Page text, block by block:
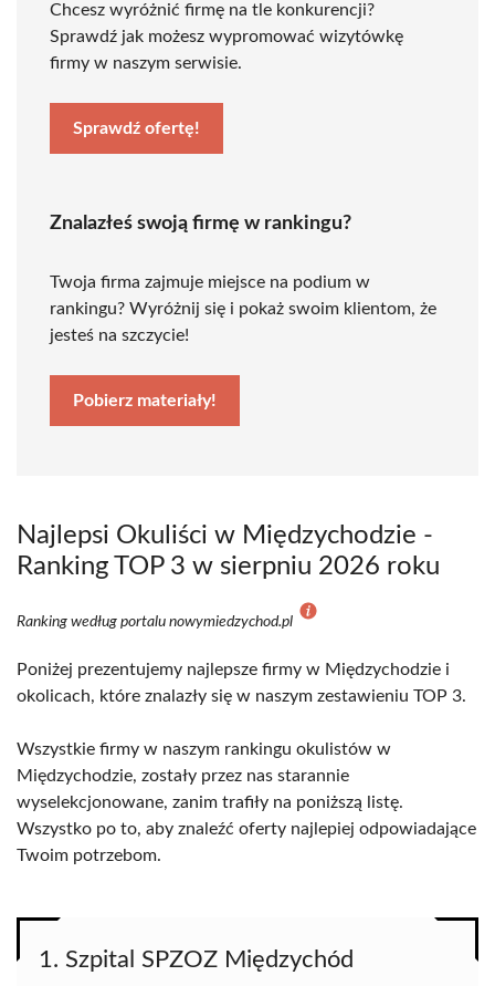
Chcesz wyróżnić firmę na tle konkurencji?
Sprawdź jak możesz wypromować wizytówkę
firmy w naszym serwisie.
Sprawdź ofertę!
Znalazłeś swoją firmę w rankingu?
Twoja firma zajmuje miejsce na podium w
rankingu? Wyróżnij się i pokaż swoim klientom, że
jesteś na szczycie!
Pobierz materiały!
Najlepsi Okuliści w Międzychodzie -
Ranking TOP 3 w sierpniu 2026 roku
Ranking według portalu nowymiedzychod.pl
Poniżej prezentujemy najlepsze firmy w Międzychodzie i
okolicach, które znalazły się w naszym zestawieniu TOP 3.
Wszystkie firmy w naszym rankingu okulistów w
Międzychodzie, zostały przez nas starannie
wyselekcjonowane, zanim trafiły na poniższą listę.
Wszystko po to, aby znaleźć oferty najlepiej odpowiadające
Twoim potrzebom.
1. Szpital SPZOZ Międzychód